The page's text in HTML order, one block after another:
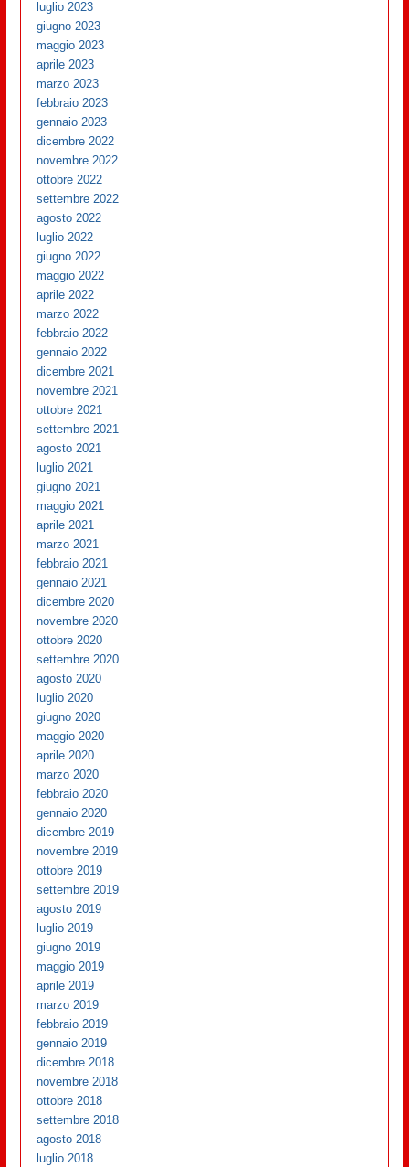
luglio 2023
giugno 2023
maggio 2023
aprile 2023
marzo 2023
febbraio 2023
gennaio 2023
dicembre 2022
novembre 2022
ottobre 2022
settembre 2022
agosto 2022
luglio 2022
giugno 2022
maggio 2022
aprile 2022
marzo 2022
febbraio 2022
gennaio 2022
dicembre 2021
novembre 2021
ottobre 2021
settembre 2021
agosto 2021
luglio 2021
giugno 2021
maggio 2021
aprile 2021
marzo 2021
febbraio 2021
gennaio 2021
dicembre 2020
novembre 2020
ottobre 2020
settembre 2020
agosto 2020
luglio 2020
giugno 2020
maggio 2020
aprile 2020
marzo 2020
febbraio 2020
gennaio 2020
dicembre 2019
novembre 2019
ottobre 2019
settembre 2019
agosto 2019
luglio 2019
giugno 2019
maggio 2019
aprile 2019
marzo 2019
febbraio 2019
gennaio 2019
dicembre 2018
novembre 2018
ottobre 2018
settembre 2018
agosto 2018
luglio 2018